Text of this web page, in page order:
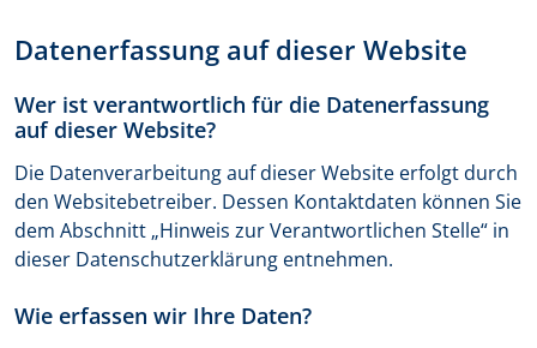
Datenerfassung auf dieser Website
Wer ist verantwortlich für die Datenerfassung
auf dieser Website?
Die Datenverarbeitung auf dieser Website erfolgt durch
den Websitebetreiber. Dessen Kontaktdaten können Sie
dem Abschnitt „Hinweis zur Verantwortlichen Stelle“ in
dieser Datenschutzerklärung entnehmen.
Wie erfassen wir Ihre Daten?